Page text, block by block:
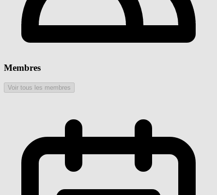
Membres
Voir tous les membres